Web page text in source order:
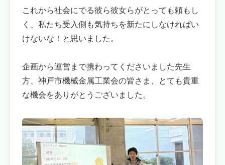
これから社会にでる彼ら彼女らがとっても頼もし
く、私たち受入側も気持ちを新たにしなければい
けないな！と思いました。
企画から運営まで携わってくださいました先生
方、神戸市機械金属工業会の皆さま、とても貴重
な機会をありがとうございました。